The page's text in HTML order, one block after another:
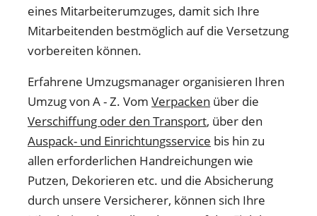
eines Mitarbeiterumzuges, damit sich Ihre
Mitarbeitenden bestmöglich auf die Versetzung
vorbereiten können.
Erfahrene Umzugsmanager organisieren Ihren
Umzug von A - Z. VomVerpacken über die
Verschiffung oder den Transport, über den
Auspack- und Einrichtungsservice bis hin zu
allen erforderlichen Handreichungen wie
Putzen, Dekorieren etc. und die Absicherung
durch unsere Versicherer, können sich Ihre